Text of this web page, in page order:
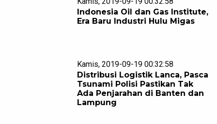
Indonesia Oil dan Gas Institute,
Era Baru Industri Hulu Migas
Kamis, 2019-09-19 00:32:58
Distribusi Logistik Lanca, Pasca
Tsunami Polisi Pastikan Tak
Ada Penjarahan di Banten dan
Lampung